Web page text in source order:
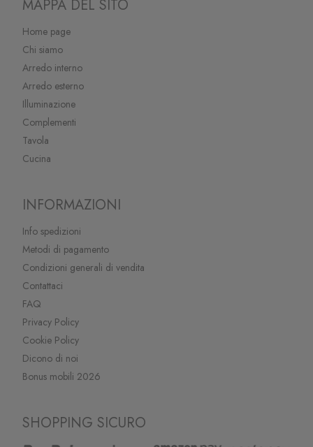
MAPPA DEL SITO
Home page
Chi siamo
Arredo interno
Arredo esterno
Illuminazione
Complementi
Tavola
Cucina
INFORMAZIONI
Info spedizioni
Metodi di pagamento
Condizioni generali di vendita
Contattaci
FAQ
Privacy Policy
Cookie Policy
Dicono di noi
Bonus mobili 2026
SHOPPING SICURO